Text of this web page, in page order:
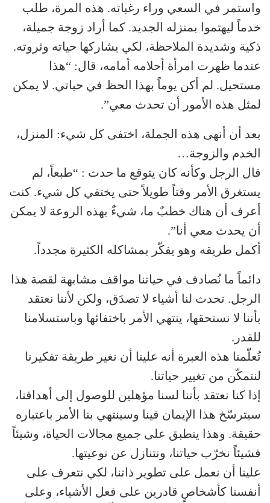
واستمر في السعي وراء رغباته. هذه المرة، طلب
خدماً ليهتموا بمنزله الجديد. كما أراد زوجة جميلة،
ذكية وشديدة الملاحظة، لكي يشاركها حياته وثروته.
عندما ظهرت امرأة أحلامه أمامه، قال: “هذا
مستحيل. لم أكن يوماً بهذا الحظ في حياتي. لا يمكن
لمثل هذه الأمور أن تحدث معي”.
بعد أن أنهى هذه الجملة، اختفى كل شيء: المنزل،
الخدم والزوجة…
قال الرجل وكأنه كان يتوقع ما حدث : “طبعاً، لم
يستغرق الأمر وقتاً طويلاً حتى يختفي كل شيء. كنت
أعرف أن هناك خطبٌ ما، شيءٌ بهذه الروعة لا يمكن
أن يحدث معي أنا”.
أكمل طريقه وهو يفكّر بمشاكله الكثيرة مجدداً.
دائماً ما نُصادف في حياتنا مواقف مشابهة لقصة هذا
الرجل. تحدث لنا أشياء لا تصدَق، ولكن لأننا نعتقد
بأننا لا نستحقها، ينتهي الأمر باختفائها وباستسلامنا
للقدر.
تُعلّمنا هذه العبرة أنه علينا أن نغير طريقة تفكيرنا
لنتمكّن من تغيير حياتنا.
إذا كنا نعتقد بأننا لسنا مؤهلين للوصول إلى أهدافنا،
سيترسّخ هذا الإيمان فينا وسينتهي بنا الأمر باعتباره
حقيقة. وهذا ينطبق على جميع مجالات الحياة، وشيئاً
فشيئاً نخرّب حياتنا، ونتنازل عن نوعيتها.
علينا أن نعمل على تطوير ذاتنا، لكي نتعرف على
أنفسنا كأشخاصٍ قادرين على فعل الأشياء، وعلى